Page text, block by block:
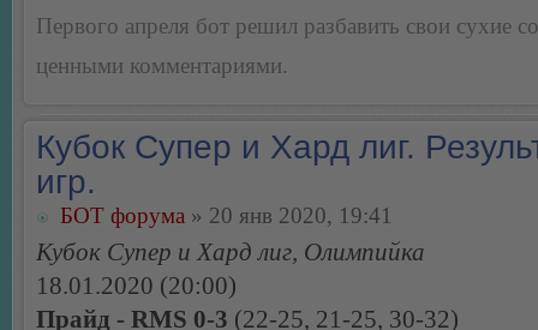
Первого апреля бот решил разбавить свои сухие
ценными комментариями.
Кубок Супер и Хард лиг.
игр.
БОТ форума » 20 янв 2020, 19:41
Кубок Супер и Хард лиг, Олимпийка
18.01.2020 (20:00)
Прайд - RMS 0-3 (22-25, 21-25, 30-32)